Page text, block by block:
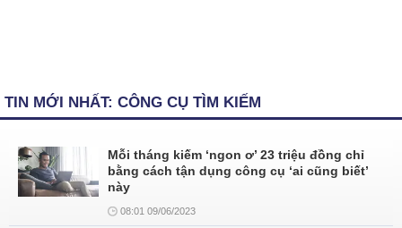
TIN MỚI NHẤT: CÔNG CỤ TÌM KIẾM
Mỗi tháng kiếm ‘ngon ơ’ 23 triệu đồng chỉ
bằng cách tận dụng công cụ ‘ai cũng biết’
này
08:01 09/06/2023